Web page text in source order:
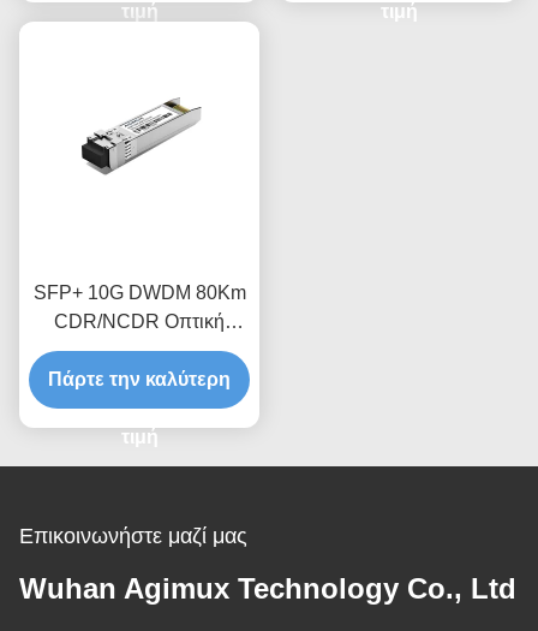
τιμή τιμή
SFP+ 10G DWDM 80Km
CDR/NCDR Οπτική
μονάδα πομποδέκτη
Πάρτε την καλύτερη
τιμή
Επικοινωνήστε μαζί μας
Wuhan Agimux Technology Co., Ltd